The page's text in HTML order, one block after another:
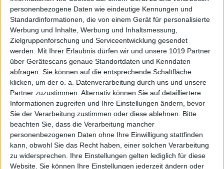
personenbezogene Daten wie eindeutige Kennungen und
Standardinformationen, die von einem Gerät für personalisierte
Werbung und Inhalte, Werbung und Inhaltsmessung,
Zielgruppenforschung und Serviceentwicklung gesendet
werden.
Mit Ihrer Erlaubnis dürfen wir und unsere 1019 Partner
über Gerätescans genaue Standortdaten und Kenndaten
abfragen. Sie können auf die entsprechende Schaltfläche
klicken, um der o. a. Datenverarbeitung durch uns und unsere
Partner zuzustimmen. Alternativ können Sie auf detailliertere
Informationen zugreifen und Ihre Einstellungen ändern, bevor
Sie der Verarbeitung zustimmen oder diese ablehnen.
Bitte
beachten Sie, dass die Verarbeitung mancher
personenbezogenen Daten ohne Ihre Einwilligung stattfinden
kann, obwohl Sie das Recht haben, einer solchen Verarbeitung
zu widersprechen. Ihre Einstellungen gelten lediglich für diese
Website. Sie können Ihre Einstellungen jederzeit ändern oder